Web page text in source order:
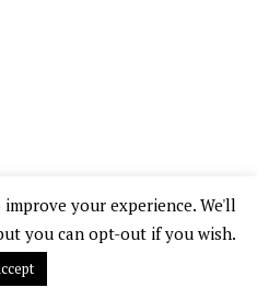
your experience. We'll
you can opt-out if you wish.